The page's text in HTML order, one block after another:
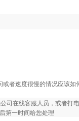
或者速度很慢的情况应该如
司在线客服人员，或者打
第一时间给您处理